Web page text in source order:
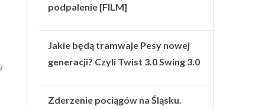
podpalenie [FILM]
Jakie będą tramwaje Pesy nowej
generacji? Czyli Twist 3.0 Swing 3.0
Zderzenie pociągów na Śląsku.